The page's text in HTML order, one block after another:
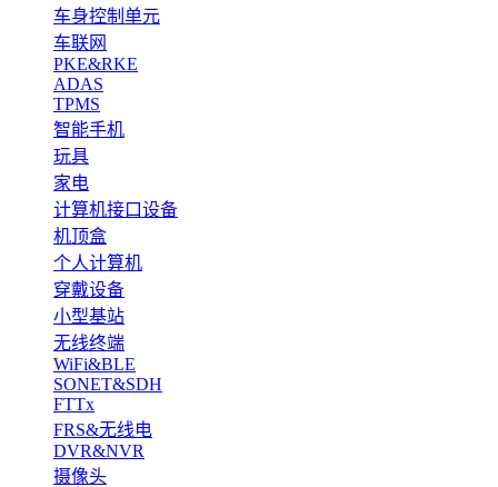
车身控制单元
车联网
PKE&RKE
ADAS
TPMS
智能手机
玩具
家电
计算机接口设备
机顶盒
个人计算机
穿戴设备
小型基站
无线终端
WiFi&BLE
SONET&SDH
FTTx
FRS&无线电
DVR&NVR
摄像头